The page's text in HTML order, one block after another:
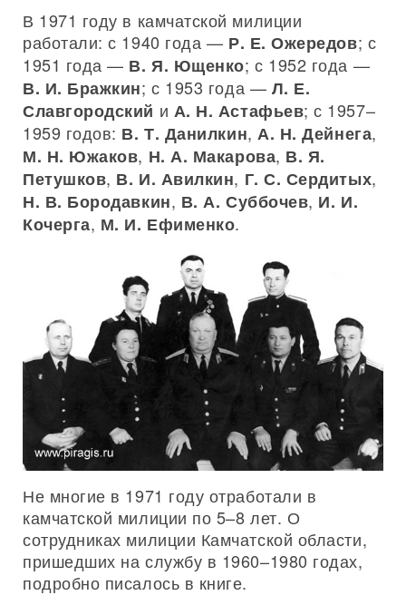
В 1971 году в камчатской милиции
работали: с 1940 года — Р. Е. Ожередов; с
1951 года — В. Я. Ющенко; с 1952 года —
В. И. Бражкин; с 1953 года — Л. Е.
Славгородский и А. Н. Астафьев; с 1957–
1959 годов: В. Т. Данилкин, А. Н. Дейнега,
М. Н. Южаков, Н. А. Макарова, В. Я.
Петушков, В. И. Авилкин, Г. С. Сердитых,
Н. В. Бородавкин, В. А. Суббочев, И. И.
Кочерга, М. И. Ефименко.
Не многие в 1971 году отработали в
камчатской милиции по 5–8 лет. О
сотрудниках милиции Камчатской области,
пришедших на службу в 1960–1980 годах,
подробно писалось в книге.